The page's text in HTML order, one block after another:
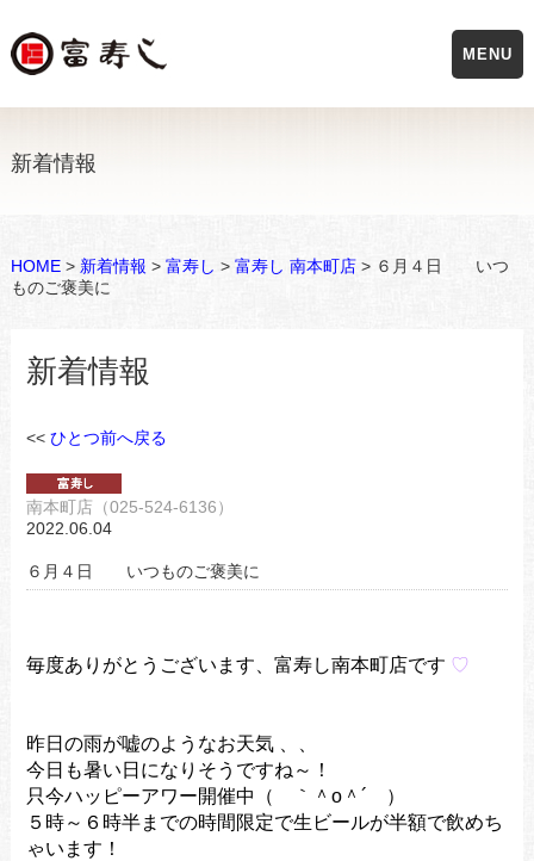
新着情報
HOME> 新着情報 > 富寿し > 富寿し 南本町店> ６月４日 いつ
ものご褒美に
新着情報
<< ひとつ前へ戻る
南本町店（025-524-6136）
2022.06.04
６月４日 いつものご褒美に
毎度ありがとうございます、富寿し南本町店です ♡
昨日の雨が嘘のようなお天気 、、
今日も暑い日になりそうですね～！
只今ハッピーアワー開催中（ ｀＾o＾´ ）
５時～６時半までの時間限定で生ビールが半額で飲めち
ゃいます！
MENU